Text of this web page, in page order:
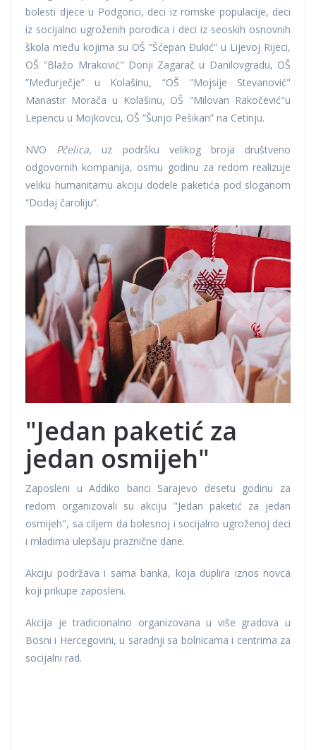
bolesti djece u Podgorici, deci iz romske populacije, deci
iz socijalno ugroženih porodica i deci iz seoskih osnovnih
škola među kojima su OŠ ”Šćepan Đukić” u Lijevoj Rijeci,
OŠ "Blažo Mraković" Donji Zagarač u Danilovgradu, OŠ
”Međurječje” u Kolašinu, “OŠ "Mojsije Stevanović"
Manastir Morača u Kolašinu, OŠ "Milovan Rakočević"u
Lepencu u Mojkovcu, OŠ ”Šunjo Pešikan” na Cetinju.
NVO Pčelica, uz podršku velikog broja društveno
odgovornih kompanija, osmu godinu za redom realizuje
veliku humanitarnu akciju dodele paketića pod sloganom
“Dodaj čaroliju”.
"Jedan paketić za
jedan osmijeh"
Zaposleni u Addiko banci Sarajevo desetu godinu za
redom organizovali su akciju "Jedan paketić za jedan
osmijeh", sa ciljem da bolesnoj i socijalno ugroženoj deci
i mladima ulepšaju praznične dane.
Akciju podržava i sama banka, koja duplira iznos novca
koji prikupe zaposleni.
Akcija je tradicionalno organizovana u više gradova u
Bosni i Hercegovini, u saradnji sa bolnicama i centrima za
socijalni rad.